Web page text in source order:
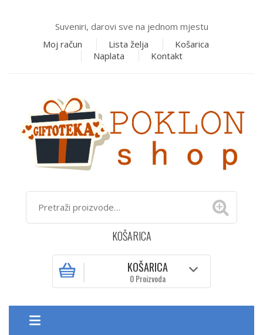
Suveniri, darovi sve na jednom mjestu
Moj račun
Lista želja
Košarica
Naplata
Kontakt
KOŠARICA
KOŠARICA
0 Proizvoda